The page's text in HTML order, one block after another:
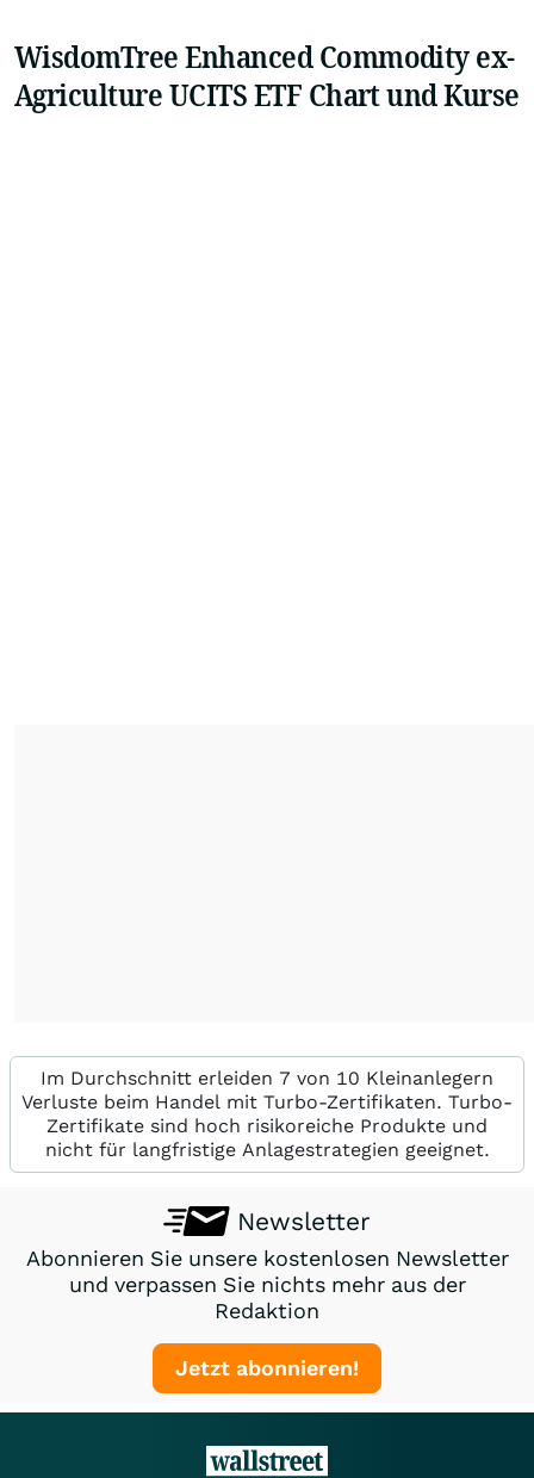
WisdomTree Enhanced Commodity ex-
Agriculture UCITS ETF Chart und Kurse
Im Durchschnitt erleiden 7 von 10 Kleinanlegern
Verluste beim Handel mit Turbo-Zertifikaten. Turbo-
Zertifikate sind hoch risikoreiche Produkte und
nicht für langfristige Anlagestrategien geeignet.
Newsletter
Abonnieren Sie unsere kostenlosen Newsletter
und verpassen Sie nichts mehr aus der
Redaktion
Jetzt abonnieren!